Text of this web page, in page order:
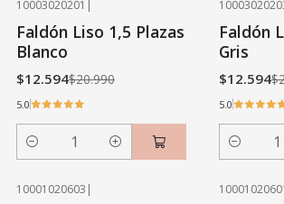
10003020201 |
Faldón Liso 1,5 Plazas
Blanco
$12.594$20.990
5.0
Cantidad
Faldón
Gris
$12.594
5.0
Cantidad
10001020603 |